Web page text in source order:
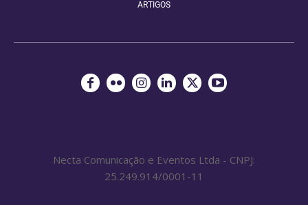
ARTIGOS
Necta Comunicação e Eventos Ltda - CNPJ:
25.249.914/0001-11